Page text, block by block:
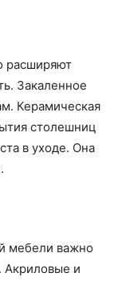
расширяют
Закаленное
Керамическая
столешниц
в уходе. Она
мебели важно
Акриловые и